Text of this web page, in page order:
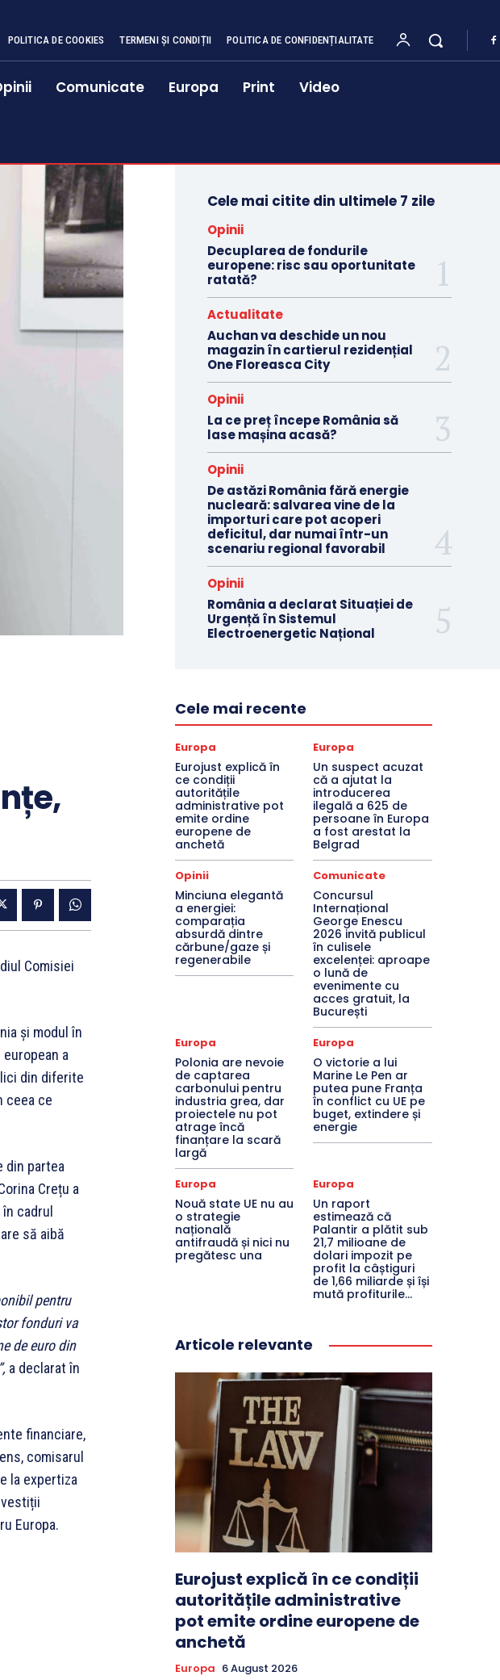
POLITICA DE COOKIES TERMENI ȘI CONDIȚII POLITICA DE CONFIDENȚIALITATE
Comunicate Europa Print Video
Comisiei
și modul în
a
din diferite
ceea ce
din partea
Crețu a
cadrul
să aibă
pentru
fonduri va
de euro din
a declarat în
financiare,
comisarul
la expertiza
Europa.
Cele mai citite din ultimele 7 zile
Opinii
Decuplarea de fondurile
europene: risc sau oportunitate
ratată?
Actualitate
Auchan va deschide un nou
magazin în cartierul rezidențial
One Floreasca City
Opinii
La ce preț începe România să
lase mașina acasă?
Opinii
De astăzi România fără energie
nucleară: salvarea vine de la
importuri care pot acoperi
deficitul, dar numai într-un
scenariu regional favorabil
Opinii
România a declarat Situației de
Urgență în Sistemul
Electroenergetic Național
Cele mai recente
Europa
Eurojust explică în
ce condiții
autoritățile
administrative pot
emite ordine
europene de
anchetă
Europa
Un suspect acuzat
că a ajutat la
introducerea
ilegală a 625 de
persoane în Europa
a fost arestat la
Belgrad
Opinii
Minciuna elegantă
a energiei:
comparația
absurdă dintre
cărbune/gaze și
regenerabile
Comunicate
Concursul
Internațional
George Enescu
2026 invită publicul
în culisele
excelenței: aproape
o lună de
evenimente cu
acces gratuit, la
București
Europa
Polonia are nevoie
de captarea
carbonului pentru
industria grea, dar
proiectele nu pot
atrage încă
finanțare la scară
largă
Europa
O victorie a lui
Marine Le Pen ar
putea pune Franța
în conflict cu UE pe
buget, extindere și
energie
Europa
Nouă state UE nu au
o strategie
națională
antifraudă și nici nu
pregătesc una
Europa
Un raport
estimează că
Palantir a plătit sub
21,7 milioane de
dolari impozit pe
profit la câștiguri
de 1,66 miliarde și își
mută profiturile...
Articole relevante
Eurojust explică în ce condiții
autoritățile administrative
pot emite ordine europene de
anchetă
Europa 6 August 2026